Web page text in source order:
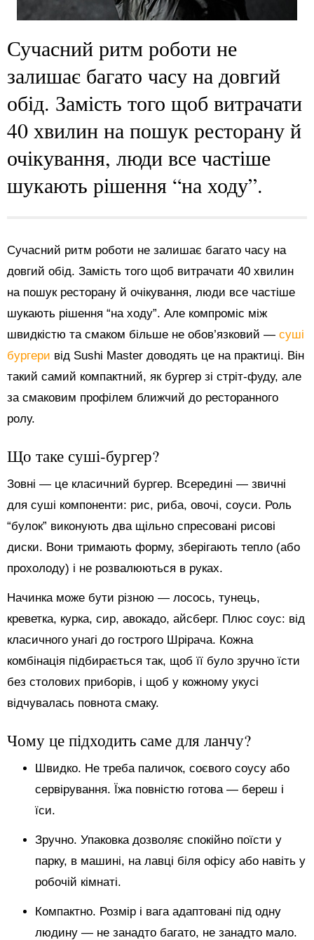
Сучасний ритм роботи не
залишає багато часу на довгий
обід. Замість того щоб витрачати
40 хвилин на пошук ресторану й
очікування, люди все частіше
шукають рішення “на ходу”.
Сучасний ритм роботи не залишає багато часу на
довгий обід. Замість того щоб витрачати 40 хвилин
на пошук ресторану й очікування, люди все частіше
шукають рішення “на ходу”. Але компроміс між
швидкістю та смаком більше не обов’язковий — суші
бургери від Sushi Master доводять це на практиці. Він
такий самий компактний, як бургер зі стріт-фуду, але
за смаковим профілем ближчий до ресторанного
ролу.
Що таке суші-бургер?
Зовні — це класичний бургер. Всередині — звичні
для суші компоненти: рис, риба, овочі, соуси. Роль
“булок” виконують два щільно спресовані рисові
диски. Вони тримають форму, зберігають тепло (або
прохолоду) і не розвалюються в руках.
Начинка може бути різною — лосось, тунець,
креветка, курка, сир, авокадо, айсберг. Плюс соус: від
класичного унагі до гострого Шрірача. Кожна
комбінація підбирається так, щоб її було зручно їсти
без столових приборів, і щоб у кожному укусі
відчувалась повнота смаку.
Чому це підходить саме для ланчу?
Швидко. Не треба паличок, соєвого соусу або
сервірування. Їжа повністю готова — береш і
їси.
Зручно. Упаковка дозволяє спокійно поїсти у
парку, в машині, на лавці біля офісу або навіть у
робочій кімнаті.
Компактно. Розмір і вага адаптовані під одну
людину — не занадто багато, не занадто мало.